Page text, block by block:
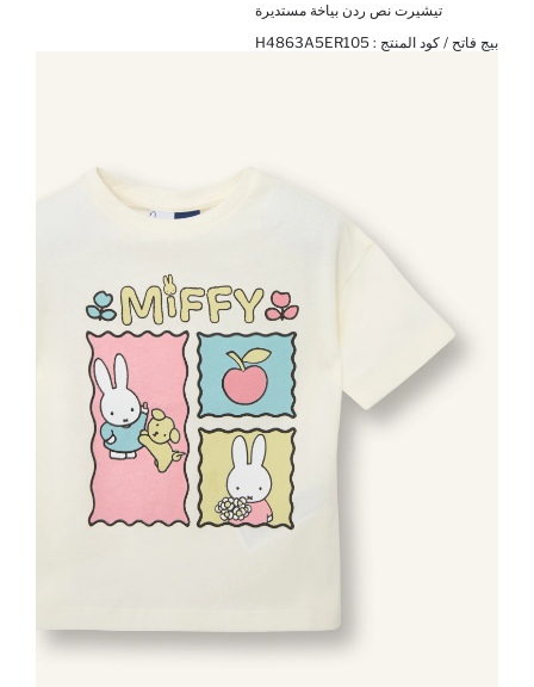
تيشيرت نص ردن بياخة مستديرة
بيج فاتح / كود المنتج : H4863A5ER105